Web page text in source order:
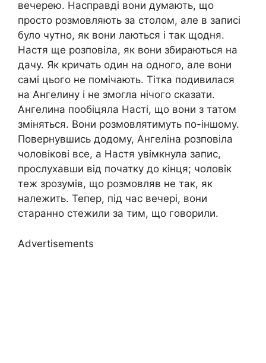
вечерею. Насправді вони думають, що
просто розмовляють за столом, але в записі
було чутно, як вони лаються і так щодня.
Настя ще розповіла, як вони збираються на
дачу. Як кричать один на одного, але вони
самі цього не помічають. Тітка подивилася
на Ангелину і не змогла нічого сказати.
Ангелина пообіцяла Насті, що вони з татом
зміняться. Вони розмовлятимуть по-іншому.
Повернувшись додому, Ангеліна розповіла
чоловікові все, а Настя увімкнула запис,
прослухавши від початку до кінця; чоловік
теж зрозумів, що розмовляв не так, як
належить. Тепер, під час вечері, вони
старанно стежили за тим, що говорили.
Advertisements